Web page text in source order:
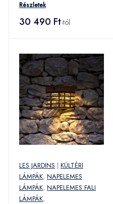
Részletek
30 490 Ft-tól
LES JARDINS | KÜLTÉRI
LÁMPÁK, NAPELEMES
LÁMPÁK, NAPELEMES FALI
LÁMPÁK,